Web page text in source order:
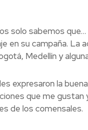
solo sabemos
en su campaña. La
Medellín y
expresaron la
que me gustan
de los comensales.